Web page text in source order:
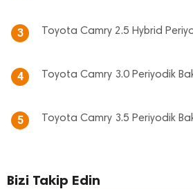
3 Toyota Camry 2.5 Hybrid
4 Toyota Camry 3.0 Periyodik
5 Toyota Camry 3.5 Periyodik
Bizi Takip Edin